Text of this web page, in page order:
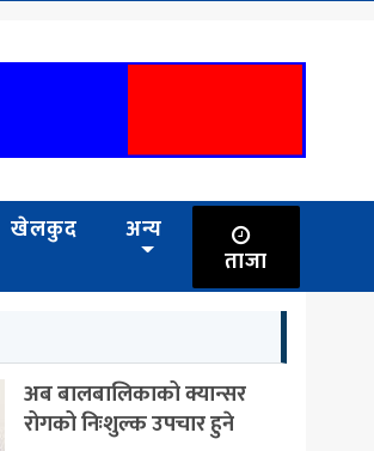
खेलकुद
अन्य
ताजा
अब बालबालिकाको क्यान्सर
रोगको निःशुल्क उपचार हुने